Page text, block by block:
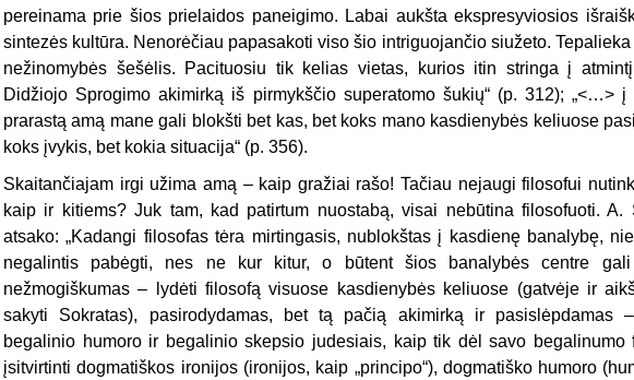
pereinama prie šios prielaidos paneigimo. Labai aukšta ekspresyviosios
sintezės kultūra. Nenorėčiau papasakoti viso šio intriguojančio siužeto.
nežinomybės šešėlis. Pacituosiu tik kelias vietas, kurios itin stringa į
Didžiojo Sprogimo akimirką iš pirmykščio superatomo šukių“ (p. 312); „<…>
prarastą amą mane gali blokšti bet kas, bet koks mano kasdienybės keliuose
koks įvykis, bet kokia situacija“ (p. 356).
Skaitančiajam irgi užima amą – kaip gražiai rašo! Tačiau nejaugi filosofui
kaip ir kitiems? Juk tam, kad patirtum nuostabą, visai nebūtina filosofuoti.
atsako: „Kadangi filosofas tėra mirtingasis, nublokštas į kasdienę banalybę,
negalintis pabėgti, nes ne kur kitur, o būtent šios banalybės centre gali
nežmogiškumas – lydėti filosofą visuose kasdienybės keliuose (gatvėje ir
sakyti Sokratas), pasirodydamas, bet tą pačią akimirką ir pasislėpdamas
begalinio humoro ir begalinio skepsio judesiais, kaip tik dėl savo begalinumo
įsitvirtinti dogmatiškos ironijos (ironijos, kaip „principo“), dogmatiško humoro